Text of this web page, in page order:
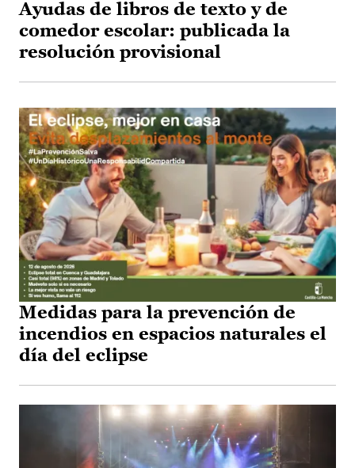
Ayudas de libros de texto y de
comedor escolar: publicada la
resolución provisional
Medidas para la prevención de
incendios en espacios naturales el
día del eclipse